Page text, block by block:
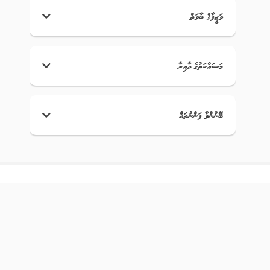
ވަޒީފާގެ ބާވަތް
މަސައްކަތުގެ ދާއިރާ
ބޭނުންވާ ފަންނުތައް